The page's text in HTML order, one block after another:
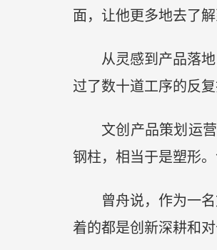
面，让他更多地去了解
从灵感到产品落
过了数十道工序的反复
文创产品策划运
钢柱，相当于是塑形
曾舟说，作为一
着的都是创新深耕和对